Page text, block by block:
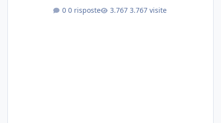
fertilizzato.le foglie delle piante sono
0 risposte 3.767 visite